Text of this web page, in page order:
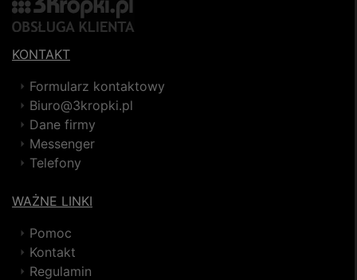
KONTAKT
Formularz kontaktowy
Biuro@3kropki.pl
Dane firmy
Messenger
Telefony
WAŻNE LINKI
Pomoc
Kontakt
Regulamin